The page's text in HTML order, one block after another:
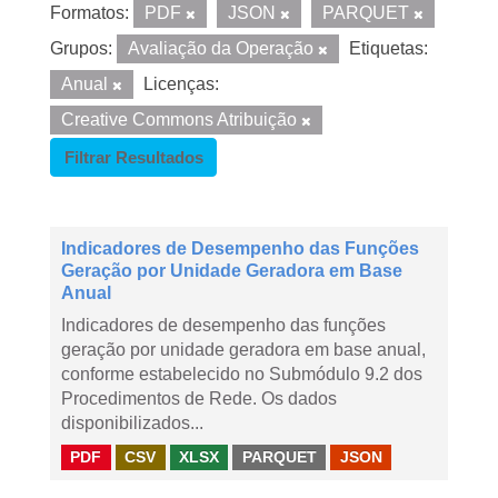
Formatos: PDF JSON
PARQUET
Grupos:
Avaliação da Operação
Etiquetas:
Anual
Licenças:
Creative Commons Atribuição
Filtrar Resultados
Indicadores de Desempenho das Funções
Geração por Unidade Geradora em Base
Anual
Indicadores de desempenho das funções
geração por unidade geradora em base anual,
conforme estabelecido no Submódulo 9.2 dos
Procedimentos de Rede. Os dados
disponibilizados...
PDF CSV XLSX PARQUET JSON